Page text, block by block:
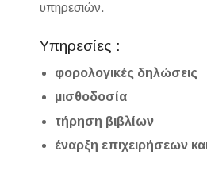
υπηρεσιών.
Υπηρεσίες :
φορολογικές δηλώσεις
μισθοδοσία
τήρηση βιβλίων
έναρξη επιχειρήσεων